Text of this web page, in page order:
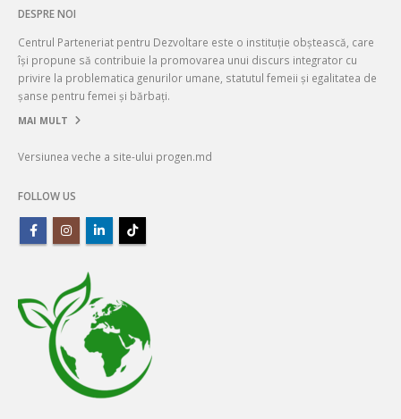
DESPRE NOI
Centrul Parteneriat pentru Dezvoltare este o instituție obștească, care
își propune să contribuie la promovarea unui discurs integrator cu
privire la problematica genurilor umane, statutul femeii și egalitatea de
șanse pentru femei și bărbați.
MAI MULT
Versiunea veche a site-ului progen.md
FOLLOW US